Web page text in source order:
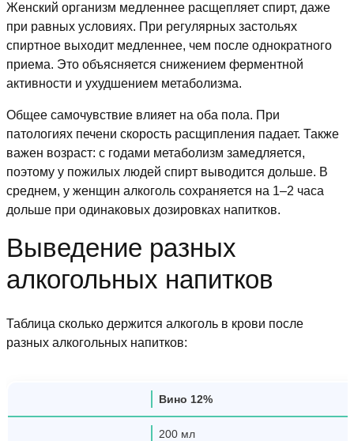
Женский организм медленнее расщепляет спирт, даже
при равных условиях. При регулярных застольях
спиртное выходит медленнее, чем после однократного
приема. Это объясняется снижением ферментной
активности и ухудшением метаболизма.
Общее самочувствие влияет на оба пола. При
патологиях печени скорость расщипления падает. Также
важен возраст: с годами метаболизм замедляется,
поэтому у пожилых людей спирт выводится дольше. В
среднем, у женщин алкоголь сохраняется на 1–2 часа
дольше при одинаковых дозировках напитков.
Выведение разных
алкогольных напитков
Таблица сколько держится алкоголь в крови после
разных алкогольных напитков:
Вино 12%
200 мл